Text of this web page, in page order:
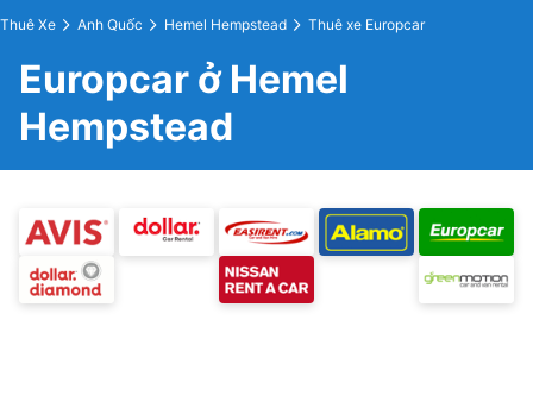
Thuê Xe Anh Quốc Hemel Hempstead Thuê xe Europcar
Europcar ở Hemel
Hempstead